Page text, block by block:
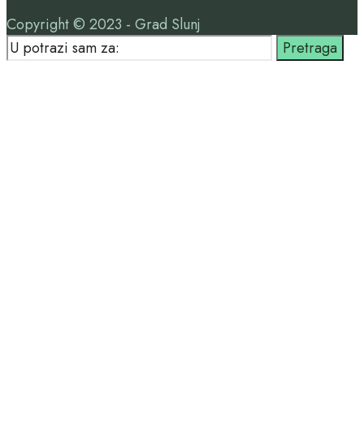
Copyright © 2023 - Grad Slunj
Search
for:
Pretraga